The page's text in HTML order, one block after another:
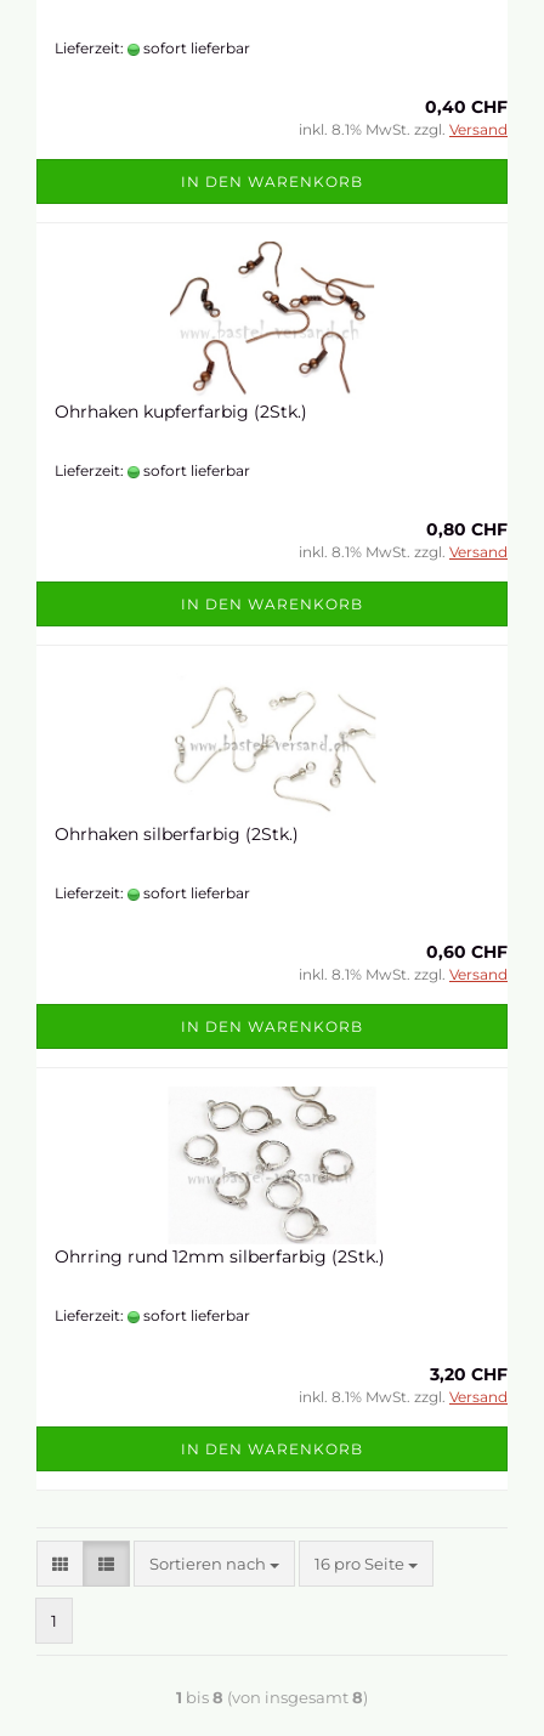
Lieferzeit: sofort lieferbar
0,40 CHF
inkl. 8.1% MwSt. zzgl. Versand
IN DEN WARENKORB
Ohrhaken kupferfarbig (2Stk.)
Lieferzeit: sofort lieferbar
0,80 CHF
inkl. 8.1% MwSt. zzgl. Versand
IN DEN WARENKORB
Ohrhaken silberfarbig (2Stk.)
Lieferzeit: sofort lieferbar
0,60 CHF
inkl. 8.1% MwSt. zzgl. Versand
IN DEN WARENKORB
Ohrring rund 12mm silberfarbig (2Stk.)
Lieferzeit: sofort lieferbar
3,20 CHF
inkl. 8.1% MwSt. zzgl. Versand
IN DEN WARENKORB
Sortieren nach 16 pro Seite
1
1 bis8 (von insgesamt8)